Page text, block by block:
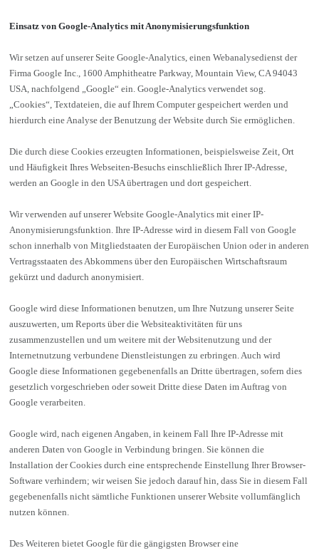
Einsatz von Google-Analytics mit Anonymisierungsfunktion
Wir setzen auf unserer Seite Google-Analytics, einen Webanalysedienst der
Firma Google Inc., 1600 Amphitheatre Parkway, Mountain View, CA 94043
USA, nachfolgend „Google“ ein. Google-Analytics verwendet sog.
„Cookies“, Textdateien, die auf Ihrem Computer gespeichert werden und
hierdurch eine Analyse der Benutzung der Website durch Sie ermöglichen.
Die durch diese Cookies erzeugten Informationen, beispielsweise Zeit, Ort
und Häufigkeit Ihres Webseiten-Besuchs einschließlich Ihrer IP-Adresse,
werden an Google in den USA übertragen und dort gespeichert.
Wir verwenden auf unserer Website Google-Analytics mit einer IP-
Anonymisierungsfunktion. Ihre IP-Adresse wird in diesem Fall von Google
schon innerhalb von Mitgliedstaaten der Europäischen Union oder in anderen
Vertragsstaaten des Abkommens über den Europäischen Wirtschaftsraum
gekürzt und dadurch anonymisiert.
Google wird diese Informationen benutzen, um Ihre Nutzung unserer Seite
auszuwerten, um Reports über die Websiteaktivitäten für uns
zusammenzustellen und um weitere mit der Websitenutzung und der
Internetnutzung verbundene Dienstleistungen zu erbringen. Auch wird
Google diese Informationen gegebenenfalls an Dritte übertragen, sofern dies
gesetzlich vorgeschrieben oder soweit Dritte diese Daten im Auftrag von
Google verarbeiten.
Google wird, nach eigenen Angaben, in keinem Fall Ihre IP-Adresse mit
anderen Daten von Google in Verbindung bringen. Sie können die
Installation der Cookies durch eine entsprechende Einstellung Ihrer Browser-
Software verhindern; wir weisen Sie jedoch darauf hin, dass Sie in diesem Fall
gegebenenfalls nicht sämtliche Funktionen unserer Website vollumfänglich
nutzen können.
Des Weiteren bietet Google für die gängigsten Browser eine